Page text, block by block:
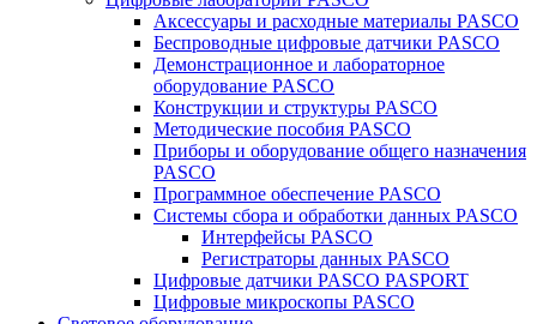
Аксессуары и расходные материалы PASCO
Беспроводные цифровые датчики PASCO
Демонстрационное и лабораторное
оборудование PASCO
Конструкции и структуры PASCO
Методические пособия PASCO
Приборы и оборудование общего назначения
PASCO
Программное обеспечение PASCO
Системы сбора и обработки данных PASCO
Интерфейсы PASCO
Регистраторы данных PASCO
Цифровые датчики PASCO PASPORT
Цифровые микроскопы PASCO